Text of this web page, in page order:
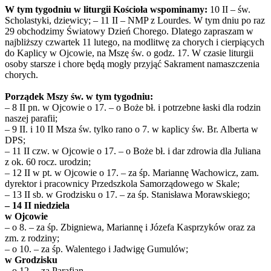
W tym tygodniu w liturgii Kościoła wspominamy: 10 II – św.
Scholastyki, dziewicy; – 11 II – NMP z Lourdes. W tym dniu po raz
29 obchodzimy Światowy Dzień Chorego. Dlatego zapraszam w
najbliższy czwartek 11 lutego, na modlitwę za chorych i cierpiących
do Kaplicy w Ojcowie, na Mszę św. o godz. 17. W czasie liturgii
osoby starsze i chore będą mogły przyjąć Sakrament namaszczenia
chorych.
Porządek Mszy św. w tym tygodniu:
– 8 II pn. w Ojcowie o 17. – o Boże bł. i potrzebne łaski dla rodzin
naszej parafii;
– 9 II. i 10 II Msza św. tylko rano o 7. w kaplicy św. Br. Alberta w
DPS;
– 11 II czw. w Ojcowie o 17. – o Boże bł. i dar zdrowia dla Juliana
z ok. 60 rocz. urodzin;
– 12 II w pt. w Ojcowie o 17. – za śp. Mariannę Wachowicz, zam.
dyrektor i pracownicy Przedszkola Samorządowego w Skale;
– 13 II sb. w Grodzisku o 17. – za śp. Stanisława Morawskiego;
– 14 II niedziela
w Ojcowie
– o 8. – za śp. Zbigniewa, Mariannę i Józefa Kasprzyków oraz za
zm. z rodziny;
– o 10. – za śp. Walentego i Jadwigę Gumulów;
w Grodzisku